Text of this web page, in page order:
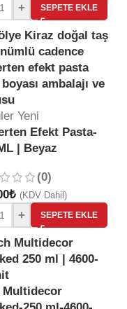
+ SEPETE EKLE
Yeni
Efekt Pasta-
| Beyaz
(0)
₺ (KDV Dahil)
+ SEPETE EKLE
Multidecor